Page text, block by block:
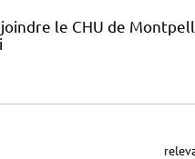
le CHU de